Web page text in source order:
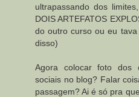
ultrapassando dos
DOIS ARTEFATOS
do outro curso ou eu
disso)
Agora colocar foto dos
sociais no blog? Falar
passagem? Ai é só pra